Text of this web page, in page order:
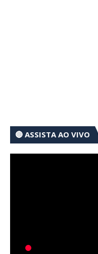
🔴 ASSISTA AO VIVO